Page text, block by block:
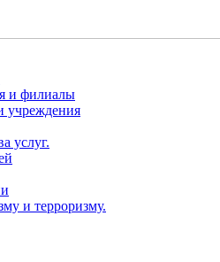
и филиалы
учреждения
услуг.
и терроризму.